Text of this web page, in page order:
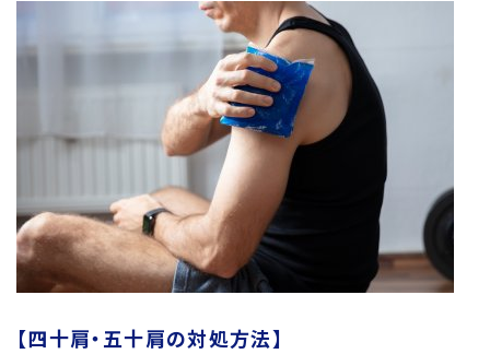
【四十肩・五十肩の対処方法】